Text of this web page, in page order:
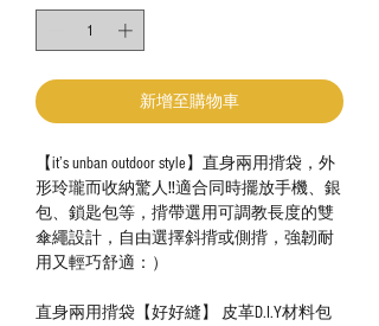
新增至購物車
【it’s unban outdoor style】直身兩用揹袋，外
形玲瓏而收納驚人‼️適合同時擺放手機、銀
包、鎖匙包等，揹帶選用可調教長度的雙
傘繩設計，自由選擇斜揹或側揹，強韌耐
用又輕巧舒適：）
直身兩用揹袋【好好縫】 皮革D.I.Y材料包